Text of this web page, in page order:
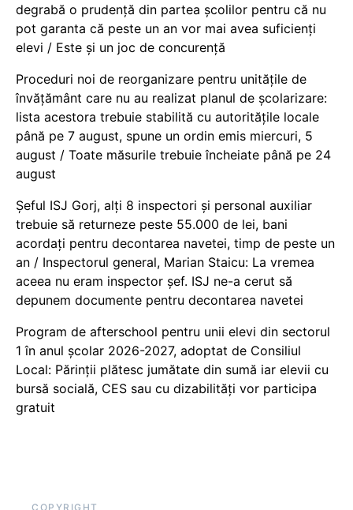
degrabă o prudență din partea școlilor pentru că nu
pot garanta că peste un an vor mai avea suficienți
elevi / Este și un joc de concurență
Proceduri noi de reorganizare pentru unitățile de
învățământ care nu au realizat planul de școlarizare:
lista acestora trebuie stabilită cu autoritățile locale
până pe 7 august, spune un ordin emis miercuri, 5
august / Toate măsurile trebuie încheiate până pe 24
august
Șeful ISJ Gorj, alți 8 inspectori și personal auxiliar
trebuie să returneze peste 55.000 de lei, bani
acordați pentru decontarea navetei, timp de peste un
an / Inspectorul general, Marian Staicu: La vremea
aceea nu eram inspector șef. ISJ ne-a cerut să
depunem documente pentru decontarea navetei
Program de afterschool pentru unii elevi din sectorul
1 în anul școlar 2026-2027, adoptat de Consiliul
Local: Părinții plătesc jumătate din sumă iar elevii cu
bursă socială, CES sau cu dizabilităţi vor participa
gratuit
COPYRIGHT